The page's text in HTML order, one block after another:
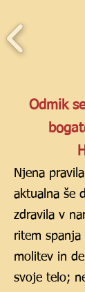
Odmik
Njena
aktualna še
zdravila v
ritem
molitev in
svoje telo;